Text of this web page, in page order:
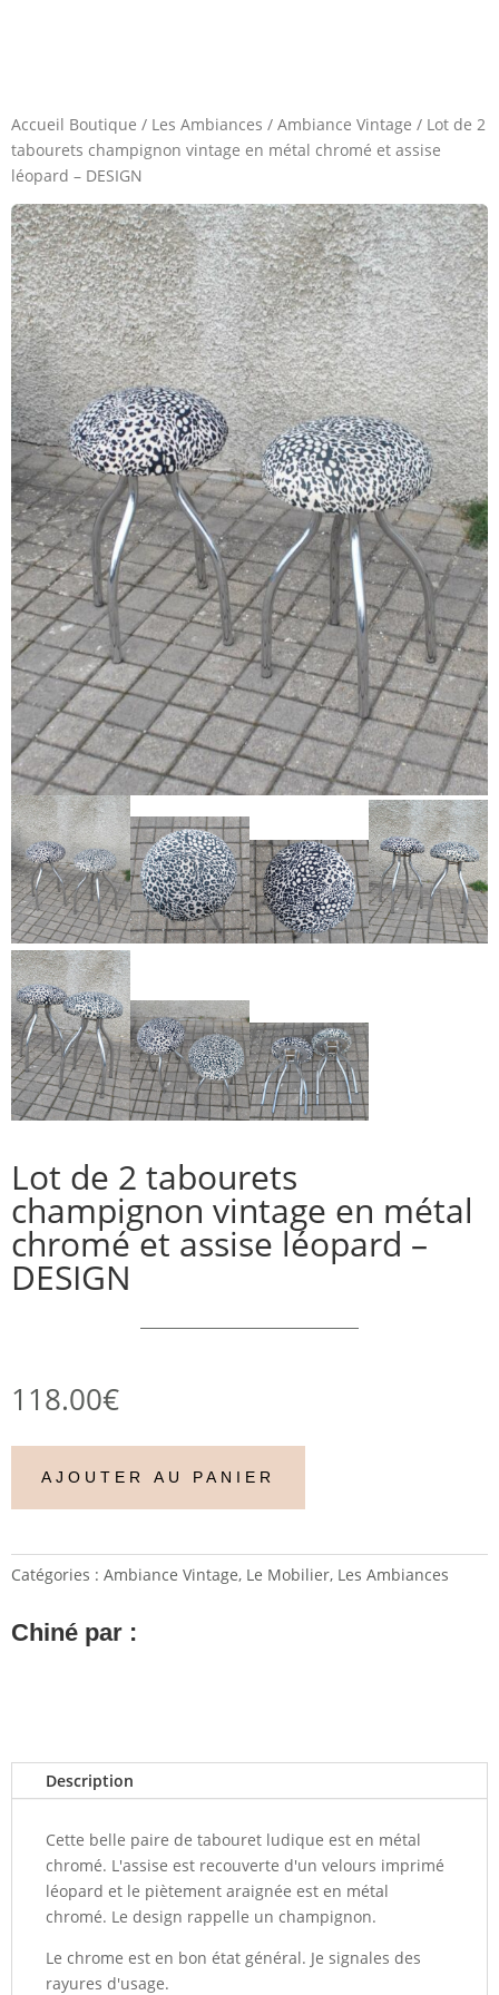
Accueil Boutique / Les Ambiances / Ambiance Vintage / Lot de 2
tabourets champignon vintage en métal chromé et assise
léopard – DESIGN
Lot de 2 tabourets
champignon vintage en métal
chromé et assise léopard –
DESIGN
118.00€
AJOUTER AU PANIER
Catégories : Ambiance Vintage, Le Mobilier, Les Ambiances
Chiné par :
Description
Cette belle paire de tabouret ludique est en métal
chromé. L'assise est recouverte d'un velours imprimé
léopard et le piètement araignée est en métal
chromé. Le design rappelle un champignon.
Le chrome est en bon état général. Je signales des
rayures d'usage.